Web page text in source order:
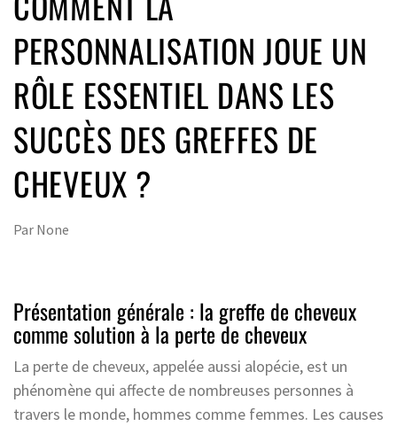
PERSONNALISATION JOUE UN
RÔLE ESSENTIEL DANS LES
SUCCÈS DES GREFFES DE
CHEVEUX ?
Par None
Présentation générale : la greffe de cheveux
comme solution à la perte de cheveux
La perte de cheveux, appelée aussi alopécie, est un
phénomène qui affecte de nombreuses personnes à
travers le monde, hommes comme femmes. Les causes